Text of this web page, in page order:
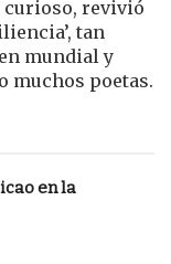
curioso, revivió
tan
mundial y
muchos poetas.
en la